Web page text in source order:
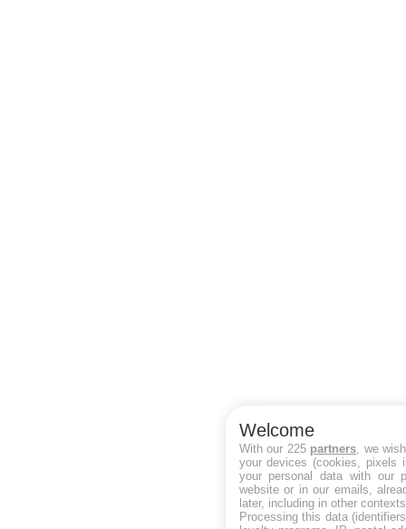
Welcome
With our 225 partners , we
your devices (cookies, pixels
your personal data with our
website or in our emails,
later, including in other
Processing this data